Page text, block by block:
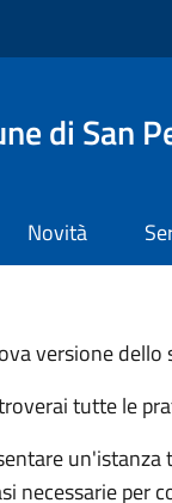
di San
Novità
versione
tutte le
necessarie per